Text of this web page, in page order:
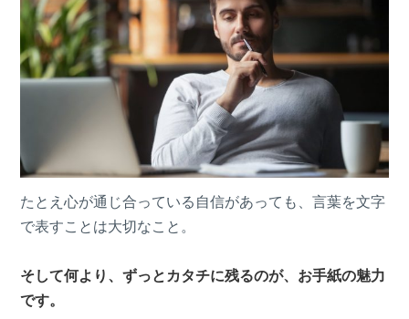
たとえ心が通じ合っている自信があっても、言葉を文字
で表すことは大切なこと。
そして何より、ずっとカタチに残るのが、お手紙の魅力
です。